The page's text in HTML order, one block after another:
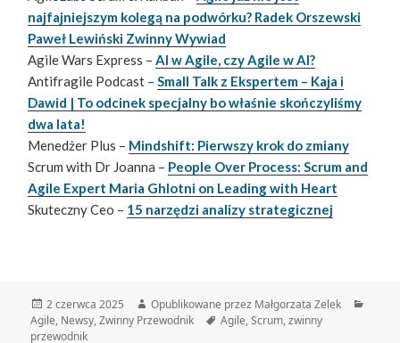
najfajniejszym kolegą na podwórku? Radek Orszewski
Paweł Lewiński Zwinny Wywiad
Agile Wars Express –AI w Agile, czy Agile w AI?
Antifragile Podcast –Small Talk z Ekspertem – Kaja i
Dawid | To odcinek specjalny bo właśnie skończyliśmy
dwa lata!
Menedżer Plus – Mindshift: Pierwszy krok do zmiany
Scrum with Dr Joanna – People Over Process: Scrum and
Agile Expert Maria Ghlotni on Leading with Heart
Skuteczny Ceo – 15 narzędzi analizy strategicznej
Data
publikacji
2 czerwca 2025 Autor
Opublikowane przez Małgorzata Zelek
Agile, Newsy,Zwinny Przewodnik Tagi
Agile,Scrum,zwinny
przewodnik